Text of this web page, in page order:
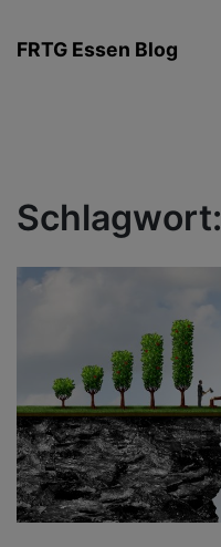
Inhalt
FRTG Essen Blog
Schlagwort: